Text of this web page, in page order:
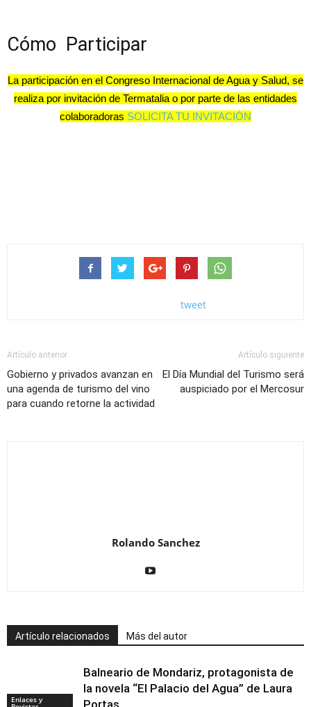
Cómo Participar
La participación en el Congreso Internacional de Agua y Salud, se
realiza por invitación de Termatalia o por parte de las entidades
colaboradoras SOLICITA TU INVITACIÓN
tweet
Artículo anterior
Gobierno y privados avanzan en
una agenda de turismo del vino
para cuando retorne la actividad
Artículo siguiente
El Día Mundial del Turismo será
auspiciado por el Mercosur
Rolando Sanchez
Artículo relacionados Más del autor
Enlaces y
Balneario de Mondariz, protagonista de
la novela “El Palacio del Agua” de Laura